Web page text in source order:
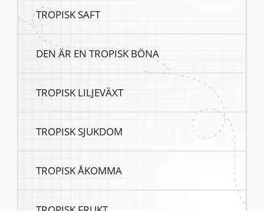
TROPISK SAFT
DEN ÄR EN TROPISK BÖNA
TROPISK LILJEVÄXT
TROPISK SJUKDOM
TROPISK ÅKOMMA